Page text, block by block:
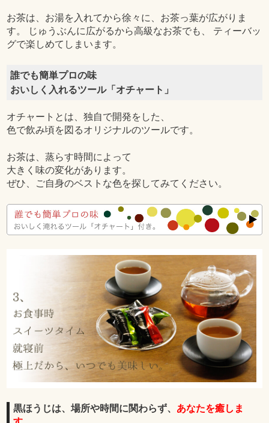
お茶は、お湯を入れてから徐々に、お茶っ葉が広がりま
す。 じゅうぶんに広がるから高級なお茶でも、 ティーバッ
グで楽しめてしまいます。
誰でも簡単プロの味
おいしく入れるツール「オチャート」
オチャートとは、独自で開発をした、
色で飲み頃を図るオリジナルのツールです。
お茶は、蒸らす時間によって
大きく味の変化があります。
ぜひ、ご自身のベストな色を探してみてください。
黒ほうじは、場所や時間に関わらず、 あなたを癒しま